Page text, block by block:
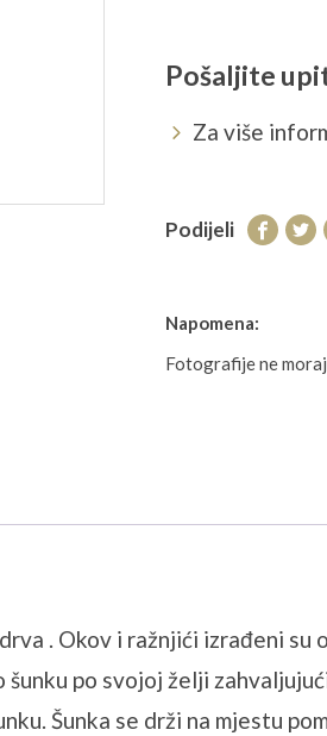
Pošaljite
Za više
Podijeli
Napomena:
Fotografije ne
. Okov i ražnjići izrađeni
šunku po svojoj želji
Šunka se drži na mjestu